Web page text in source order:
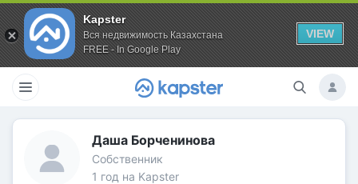
Kapster
Вся недвижимость Казахстана
FREE - In Google Play
VIEW
Даша Борченинова
Собственник
1 год на Kapster